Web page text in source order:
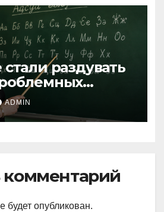
раздувать
ADMIN
комментарий
будет опубликован.